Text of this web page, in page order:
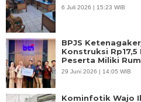
6 Juli 2026 | 15:23 WIB
BPJS
Konstruksi
Peserta Miliki
29 Juni 2026 | 14:05 WIB
Kominfotik Wajo